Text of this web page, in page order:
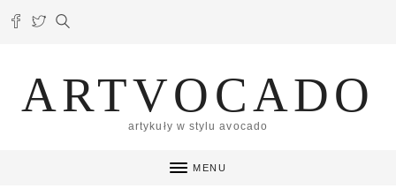
ARTVOCADO
artykuły w stylu avocado
MENU